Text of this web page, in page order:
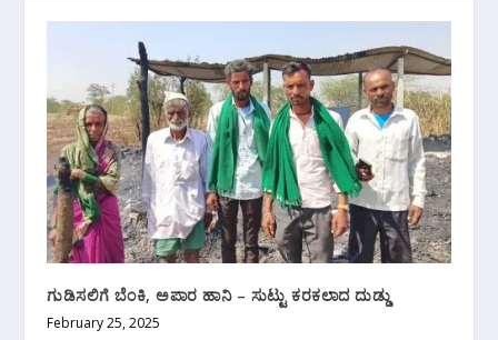
ಗುಡಿಸಲಿಗೆ ಬೆಂಕಿ, ಅಪಾರ ಹಾನಿ – ಸುಟ್ಟು ಕರಕಲಾದ ದುಡ್ಡು
February 25, 2025